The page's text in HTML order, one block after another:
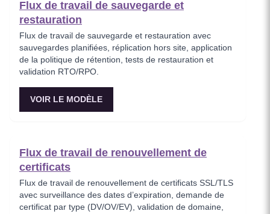
Flux de travail de sauvegarde et
restauration
Flux de travail de sauvegarde et restauration avec
sauvegardes planifiées, réplication hors site, application
de la politique de rétention, tests de restauration et
validation RTO/RPO.
VOIR LE MODÈLE
Flux de travail de renouvellement de
certificats
Flux de travail de renouvellement de certificats SSL/TLS
avec surveillance des dates d’expiration, demande de
certificat par type (DV/OV/EV), validation de domaine,